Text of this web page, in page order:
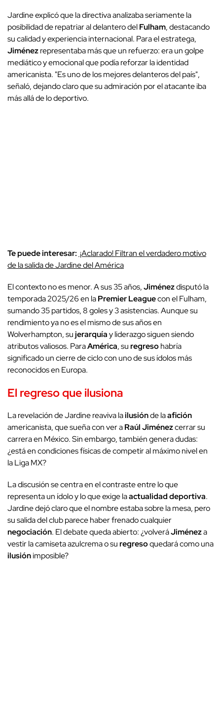
Jardine explicó que la directiva analizaba seriamente la
posibilidad de repatriar al delantero delFulham, destacando
su calidad y experiencia internacional. Para el estratega,
Jiménezrepresentaba más que un refuerzo: era un golpe
mediático y emocional que podía reforzar la identidad
americanista. "Es uno de los mejores delanteros del país",
señaló, dejando claro que su admiración por el atacante iba
más allá de lo deportivo.
Te puede interesar: ¡Aclarado! Filtran el verdadero motivo
de la salida de Jardine del América
El contexto no es menor. A sus 35 años,Jiménezdisputó la
temporada 2025/26 en laPremier Leaguecon el Fulham,
sumando 35 partidos, 8 goles y 3 asistencias. Aunque su
rendimiento ya no es el mismo de sus años en
Wolverhampton, sujerarquíay liderazgo siguen siendo
atributos valiosos. ParaAmérica, suregresohabría
significado un cierre de ciclo con uno de sus ídolos más
reconocidos en Europa.
El regresoque ilusiona
La revelación de Jardine reaviva lailusiónde laafición
americanista, que sueña con ver aRaúl Jiménezcerrar su
carrera en México. Sin embargo, también genera dudas:
¿está en condiciones físicas de competir al máximo nivel en
la Liga MX?
La discusión se centra en el contraste entre lo que
representa un ídolo y lo que exige laactualidad deportiva.
Jardine dejó claro que el nombre estaba sobre la mesa, pero
su salida del club parece haber frenado cualquier
negociación. El debate queda abierto: ¿volveráJiméneza
vestir la camiseta azulcrema o suregresoquedará como una
ilusiónimposible?